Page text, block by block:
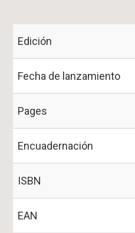
Edición
Fecha de lanzamiento
Pages
Encuadernación
ISBN
EAN